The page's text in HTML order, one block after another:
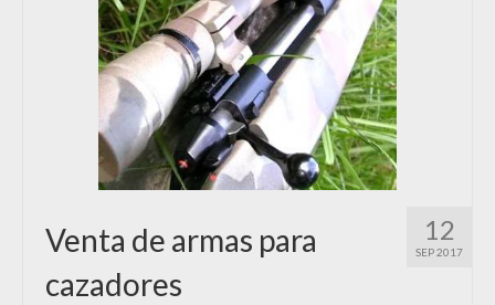
12
SEP 2017
Venta de armas para
cazadores